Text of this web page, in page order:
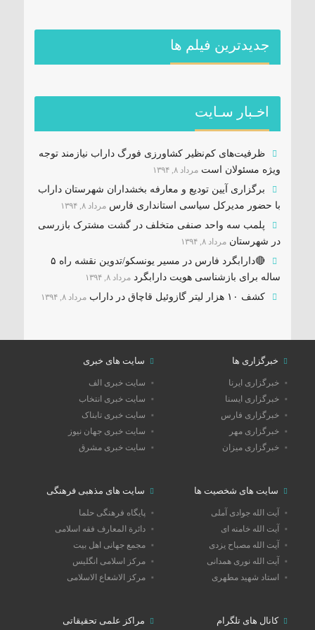
جديدترين فیلم ها
اخـبار سـایت
ظرفیت‌های کم‌نظیر کشاورزی فورگ داراب نیازمند توجه
ویژه مسئولان است مرداد ۸, ۱۳۹۴
برگزاری آیین تودیع و معارفه بخشداران شهرستان داراب
با حضور مدیرکل سیاسی استانداری فارس مرداد ۸, ۱۳۹۴
پلمب سه واحد صنفی متخلف در گشت مشترک بازرسی
در شهرستان مرداد ۸, ۱۳۹۴
🔴دارابگرد فارس در مسیر یونسکو/تدوین نقشه راه ۵
ساله برای بازشناسی هویت دارابگرد مرداد ۸, ۱۳۹۴
کشف ۱۰ هزار لیتر گازوئیل قاچاق در داراب مرداد ۸, ۱۳۹۴
خبرگزاری ها
خبرگزاری ایرنا
خبرگزاری ایسنا
خبرگزاری فارس
خبرگزاری مهر
خبرگزاری میزان
سایت های خبری
سایت خبری الف
سایت خبری انتخاب
سایت خبری تابناک
سایت خبری جهان نیوز
سایت خبری مشرق
سایت های شخصیت ها
آیت الله جوادی آملی
آیت الله خامنه ای
آیت الله مصباح یزدی
آیت الله نوری همدانی
استاد شهید مطهری
سایت های مذهبی فرهنگی
پایگاه فرهنگی حلما
دائرة المعارف فقه اسلامی
مجمع جهانی اهل بیت
مرکز اسلامی انگلیس
مرکز الاشعاع الاسلامی
کانال های تلگرام مراکز علمی تحقیقاتی